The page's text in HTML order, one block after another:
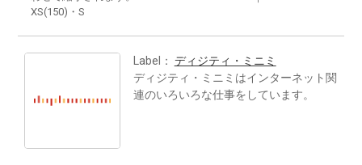
XS(150)・S
Label： ディジティ・ミニミ
ディジティ・ミニミはインターネット関
連のいろいろな仕事をしています。